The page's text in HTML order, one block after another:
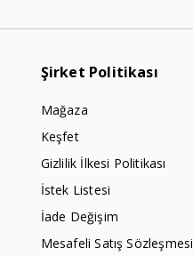
Şirket Politikası
Mağaza
Keşfet
Gizlilik İlkesi Politikası
İstek Listesi
İade Değişim
Mesafeli Satış Sözleşmesi